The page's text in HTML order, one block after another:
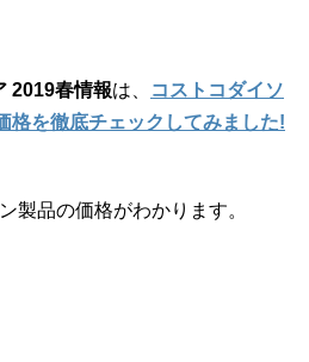
2019春情報は、
コストコダイソ
格を徹底チェックしてみました!
製品の価格がわかります。